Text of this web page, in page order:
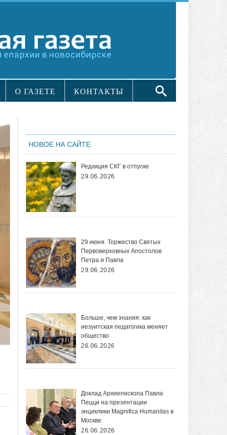
О ГАЗЕТЕ КОНТАКТЫ
НОВОЕ НА САЙТЕ
Редакция СКГ в отпуске
29.06.2026
29 июня. Торжество Святых
Первоверховных Апостолов
Петра и Павла
29.06.2026
Больше, чем знания: как
иезуитская педагогика меняет
общество
26.06.2026
Доклад Архиепископа Павла
Пецци на презентации
энциклики Magnifica Нumanitas в
Москве
26.06.2026